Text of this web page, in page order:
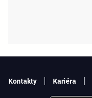
Kontakty Kariéra